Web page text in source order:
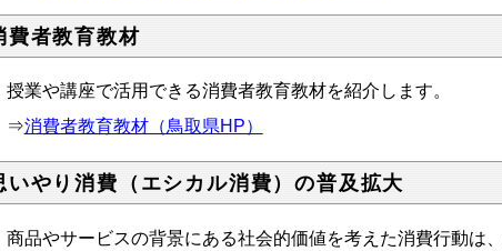
費者教育教材
業や講座で活用できる消費者教育教材を紹介します。
消費者教育教材（鳥取県HP）
いやり消費（エシカル消費）の普及拡大
品やサービスの背景にある社会的価値を考えた消費行動は